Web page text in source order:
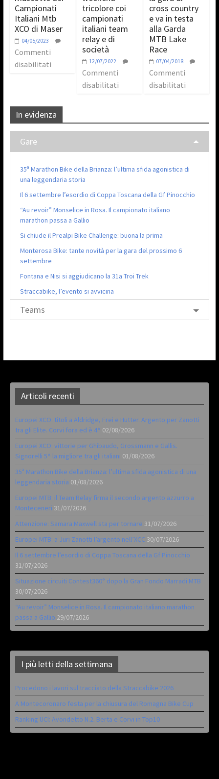
Campionati
Italiani Mtb
XCO di Maser
04/05/2023
Commenti
disabilitati
tricolore coi
campionati
italiani team
relay e di
società
12/07/2022
Commenti
disabilitati
cross country
e va in testa
alla Garda
MTB Lake
Race
07/04/2018
Commenti
disabilitati
In evidenza
Gare
35ª Marathon Bike della Brianza: l’ultima sfida agonistica di
una leggendaria storia
Il 6 settembre l’esordio di Coppa Toscana della Gf Pinocchio
“Au revoir” Monselice in Rosa. Il campionato italiano
marathon passa a Gallio
Si chiude il Prealpi Bike Challenge: buona la prima
Monterosa Bike: tante novità per la gara del prossimo 6
settembre
Fontana e Nisi si aggiudicano la 31a Troi Trek
Straccabike, l’evento si avvicina
Teams
Articoli recenti
Europei XCO: titoli a Aldridge, Frei e Hutter. Argento per Zanotti
tra gli Elite. Corvi fora ed è 4^ 02/08/2026
Europei XCO: vittorie per Ghibaudo, Grossmann e Gallis.
Signorelli 5^ la migliore tra gli italiani 01/08/2026
35ª Marathon Bike della Brianza: l’ultima sfida agonistica di una
leggendaria storia 01/08/2026
Europei MTB: il Team Relay firma il secondo argento azzurro a
Monteceneri 31/07/2026
Attenzione: Samara Maxwell sta per tornare 31/07/2026
Europei MTB: a Juri Zanotti l’argento nell’XCC 30/07/2026
Il 6 settembre l’esordio di Coppa Toscana della Gf Pinocchio
31/07/2026
Situazione circuiti Contest360° dopo la Gran Fondo Marradi MTB
30/07/2026
“Au revoir” Monselice in Rosa. Il campionato italiano marathon
passa a Gallio 29/07/2026
I più letti della settimana
Procedono i lavori sul tracciato della Straccabike 2026
A Montecoronaro festa per la chiusura del Romagna Bike Cup
Ranking UCI: Avondetto N.2. Berta e Corvi in Top10